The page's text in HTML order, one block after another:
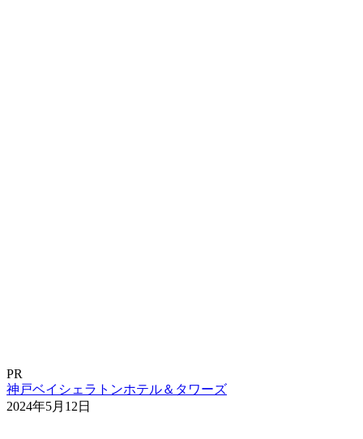
PR
神戸ベイシェラトンホテル＆タワーズ
2024年5月12日